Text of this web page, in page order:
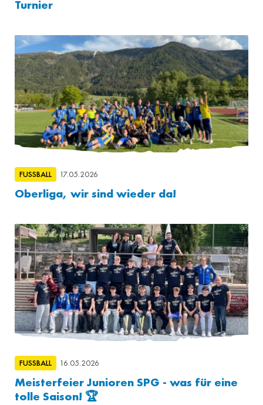
Turnier
FUSSBALL 17.05.2026
Oberliga, wir sind wieder da!
FUSSBALL 16.05.2026
Meisterfeier Junioren SPG - was für eine
tolle Saison! 🏆